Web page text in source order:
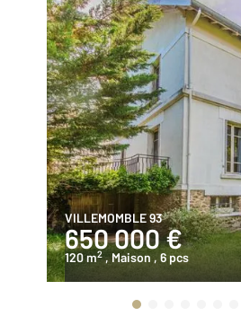
VILLEMOMBLE 93
650 000 €
120 m2 , Maison , 6 pcs